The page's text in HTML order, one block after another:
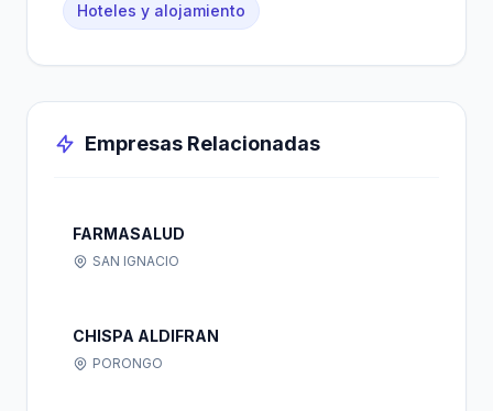
Hoteles y alojamiento
Empresas Relacionadas
FARMASALUD
SAN IGNACIO
CHISPA ALDIFRAN
PORONGO